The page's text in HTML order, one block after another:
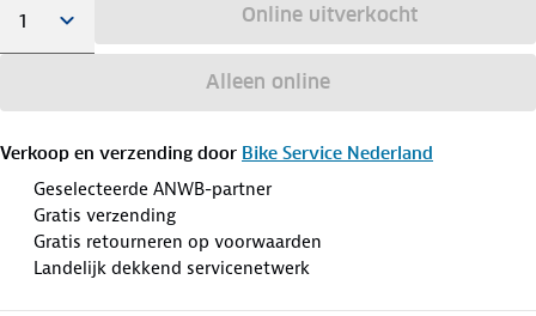
Online uitverkocht
Alleen online
Verkoop en verzending door Bike Service Nederland
Geselecteerde ANWB-partner
Gratis verzending
Gratis retourneren op voorwaarden
Landelijk dekkend servicenetwerk